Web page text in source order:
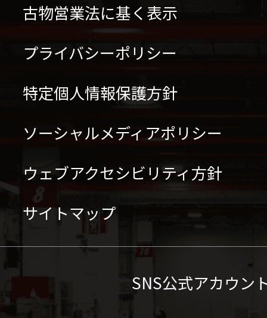
古物営業法に基く表示
プライバシーポリシー
特定個人情報保護方針
ソーシャルメディアポリシー
ウェブアクセシビリティ方針
サイトマップ
SNS公式アカウン